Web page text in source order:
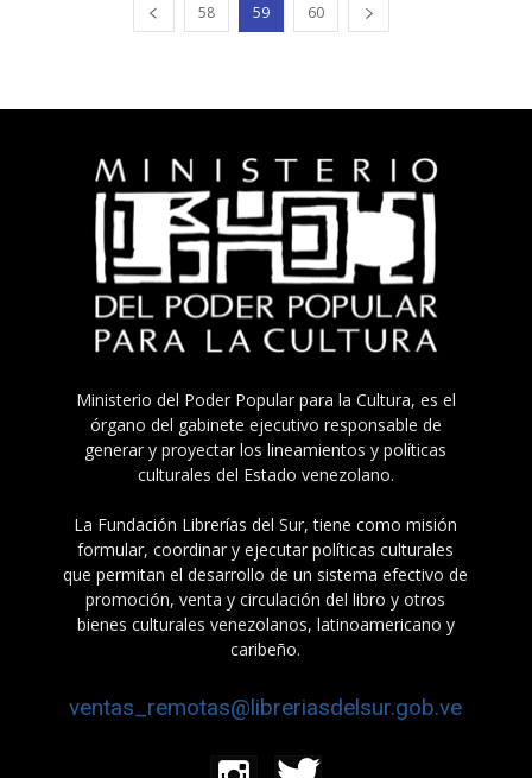
58 59 60
Ministerio del Poder Popular para la Cultura, es el
órgano del gabinete ejecutivo responsable de
generar y proyectar los lineamientos y políticas
culturales del Estado venezolano.
La Fundación Librerías del Sur, tiene como misión
formular, coordinar y ejecutar políticas culturales
que permitan el desarrollo de un sistema efectivo de
promoción, venta y circulación del libro y otros
bienes culturales venezolanos, latinoamericano y
caribeño.
ventas_remotas@libreriasdelsur.gob.ve